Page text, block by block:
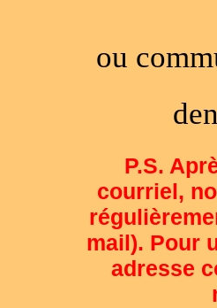
ou
P.S.
courriel,
mail). Pour
adresse